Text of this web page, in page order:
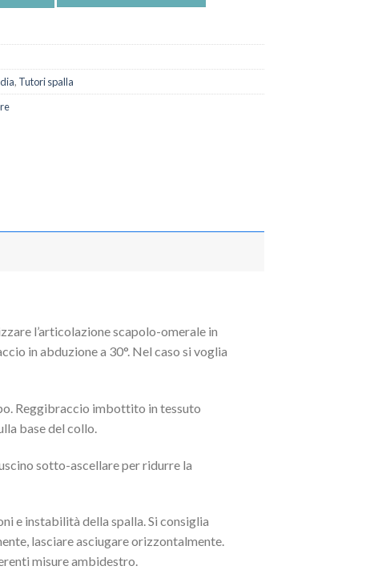
, Tutori spalla
l’articolazione scapolo-omerale in
in abduzione a 30°. Nel caso si voglia
Reggibraccio imbottito in tessuto
base del collo.
sotto-ascellare per ridurre la
e instabilità della spalla. Si consiglia
lasciare asciugare orizzontalmente.
misure ambidestro.